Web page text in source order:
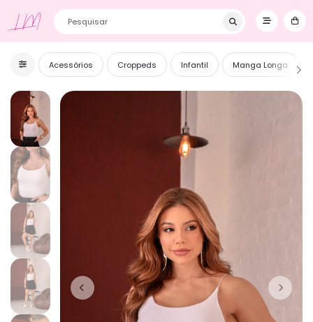
Primeira Compra? Utilize o cupom BEMVINDOS e ganhe 5% OFF! ❥
LM
Acessórios Croppeds Infantil Manga Longa